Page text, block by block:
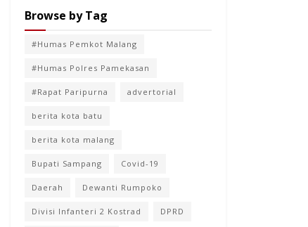
Browse by Tag
#Humas Pemkot Malang
#Humas Polres Pamekasan
#Rapat Paripurna advertorial
berita kota batu
berita kota malang
Bupati Sampang Covid-19
Daerah Dewanti Rumpoko
Divisi Infanteri 2 Kostrad DPRD